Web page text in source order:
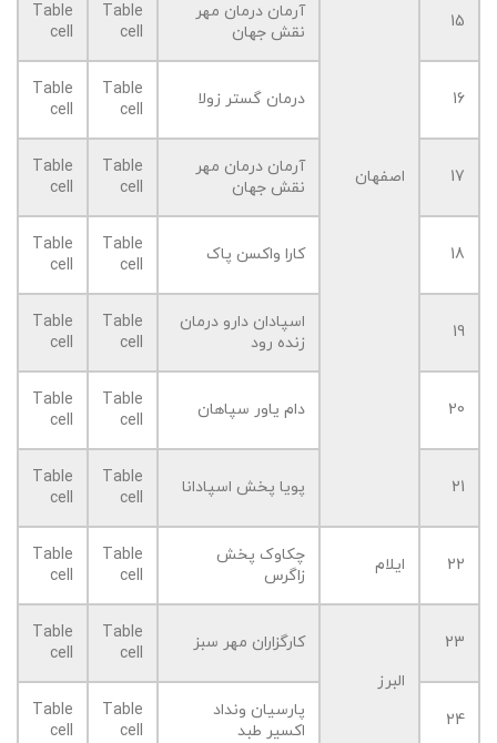
اصفهان
15
آرمان درمان مهر
نقش جهان
Table
cell
Table
cell
16 درمان گستر زولا
Table
cell
Table
cell
17
آرمان درمان مهر
نقش جهان
Table
cell
Table
cell
18 کارا واکسن پاک
Table
cell
Table
cell
19
اسپادان دارو درمان
زنده رود
Table
cell
Table
cell
20 دام یاور سپاهان
Table
cell
Table
cell
21 پویا پخش اسپادانا
Table
cell
Table
cell
22 ایلام
چکاوک پخش
زاگرس
Table
cell
Table
cell
23
البرز
کارگزاران مهر سبز
Table
cell
Table
cell
24
پارسیان ونداد
اکسیر طبد
Table
cell
Table
cell